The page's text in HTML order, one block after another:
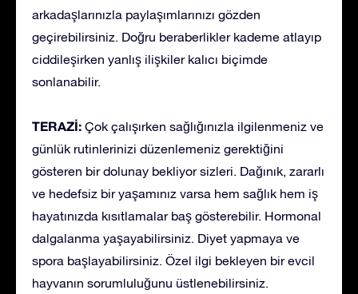
arkadaşlarınızla paylaşımlarınızı gözden
geçirebilirsiniz. Doğru beraberlikler kademe atlayıp
ciddileşirken yanlış ilişkiler kalıcı biçimde
sonlanabilir.
TERAZİ: Çok çalışırken sağlığınızla ilgilenmeniz ve
günlük rutinlerinizi düzenlemeniz gerektiğini
gösteren bir dolunay bekliyor sizleri. Dağınık, zararlı
ve hedefsiz bir yaşamınız varsa hem sağlık hem iş
hayatınızda kısıtlamalar baş gösterebilir. Hormonal
dalgalanma yaşayabilirsiniz. Diyet yapmaya ve
spora başlayabilirsiniz. Özel ilgi bekleyen bir evcil
hayvanın sorumluluğunu üstlenebilirsiniz.